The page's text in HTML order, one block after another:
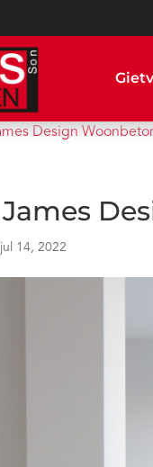
Design
jul 14, 2022